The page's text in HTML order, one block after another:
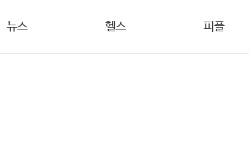
뉴스 헬스 피플